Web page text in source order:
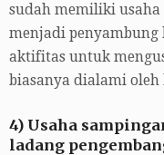
sudah memiliki
menjadi
aktifitas untuk
biasanya dialami oleh
4) Usaha
ladang